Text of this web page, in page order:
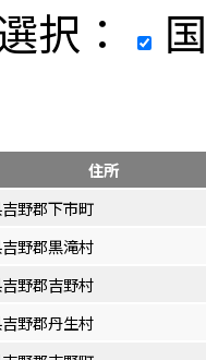
択：
住所
野郡下市町
野郡黒滝村
野郡吉野村
野郡丹生村